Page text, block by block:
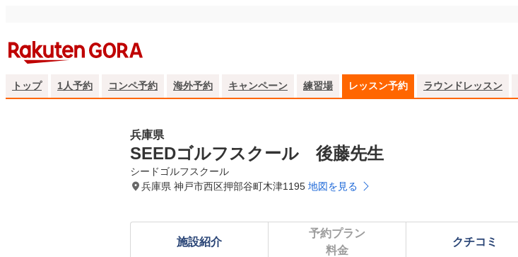
トップ 1人予約 コンペ予約 海外予約 キャンペーン 練習場 レッスン予約 ラウンドレッスン
兵庫県
SEEDゴルフスクール 後藤先生
シードゴルフスクール
兵庫県 神戸市西区押部谷町木津1195 地図を見る
施設紹介
予約プラン
料金
クチコミ